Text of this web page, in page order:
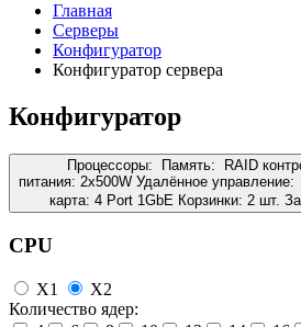
Главная
Серверы
Конфигуратор
Конфигуратор сервера
Конфигуратор
Процессоры: Память: RAID
питания: 2x500W Удалённое управление:
карта: 4 Port 1GbE Корзинки: 2 шт.
CPU
X1
X2
Количество ядер: